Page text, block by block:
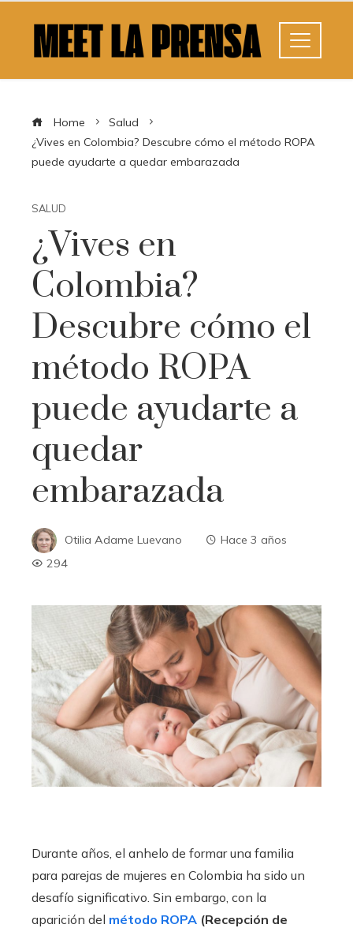
Home
Salud
¿Vives en Colombia? Descubre cómo el método ROPA
puede ayudarte a quedar embarazada
SALUD
¿Vives en
Colombia?
Descubre cómo el
método ROPA
puede ayudarte a
quedar
embarazada
Otilia Adame Luevano
Hace 3 años
294
Durante años, el anhelo de formar una familia
para parejas de mujeres en Colombia ha sido un
desafío significativo. Sin embargo, con la
aparición del método ROPA (Recepción de